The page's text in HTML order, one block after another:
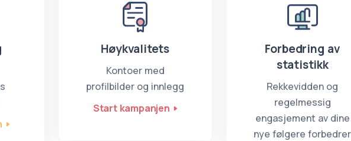
Høykvalitets
Kontoer med
profilbilder og innlegg
Start kampanjen
Forbedring av
statistikk
Rekkevidden og
regelmessig
engasjement av dine
nye følgere forbedrer